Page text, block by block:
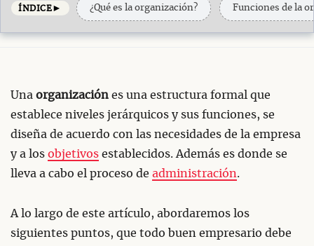
ÍNDICE► ¿Qué es la organización? Funciones de la
Una organización es una estructura formal que
establece niveles jerárquicos y sus funciones, se
diseña de acuerdo con las necesidades de la empresa
y a los objetivos establecidos. Además es donde se
lleva a cabo el proceso de administración.
A lo largo de este artículo, abordaremos los
siguientes puntos, que todo buen empresario debe